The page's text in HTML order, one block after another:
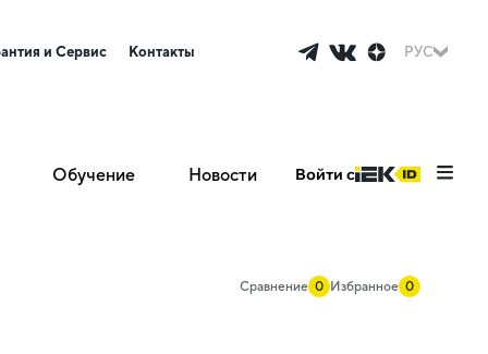
и Сервис Контакты РУС
Обучение Новости Войти с
Сравнение 0 Избранное 0